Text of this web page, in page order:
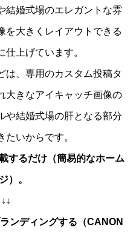
結婚式場のエレガントな雰
を大きくレイアウトできる
仕上げています。
は、専用のカスタム投稿タ
大きなアイキャッチ画像の
や結婚式場の肝となる部分
たいからです。
するだけ（簡易的なホーム
）。
ンディングする（CANON